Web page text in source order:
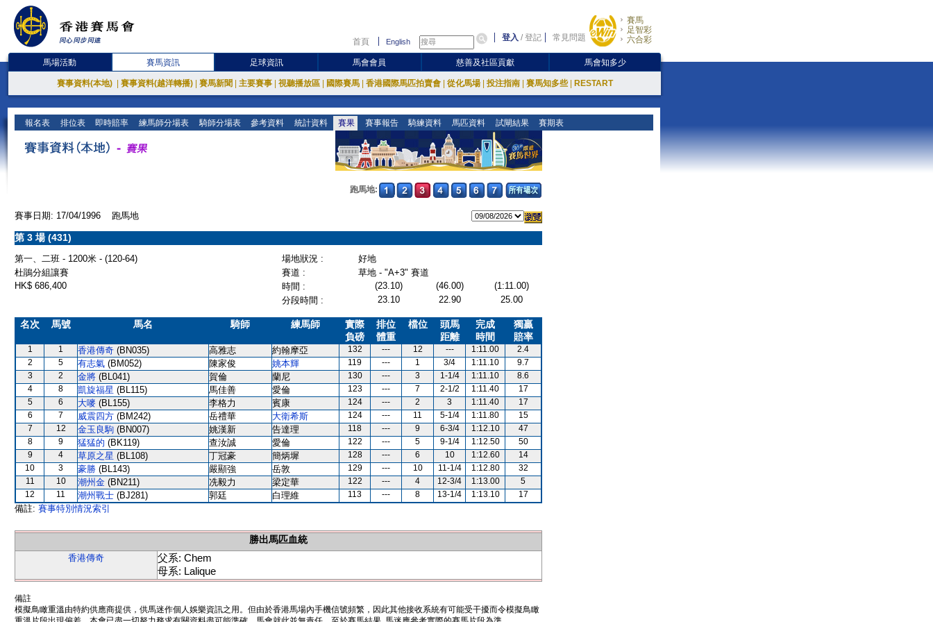
首頁 English 登入 /登記 常見問題
賽馬
足智彩
六合彩
馬場活動 賽馬資訊 足球資訊 馬會會員 慈善及社區貢獻 馬會知多少
賽事資料(本地) 賽事資料(越洋轉播) 賽馬新聞 主要賽事 視聽播放區 國際賽馬 香港國際馬匹拍賣會 從化馬場 投注指南 賽馬知多些 RESTART
報名表 排位表 即時賠率 練馬師分場表 騎師分場表 參考資料 統計資料 賽果 賽事報告 騎練資料 馬匹資料 試閘結果 賽期表
跑馬地:
賽事日期: 17/04/1996 跑馬地
第 3 場 (431)
第一、二班 - 1200米 - (120-64) 場地狀況 :
好地
杜鵑分組讓賽
賽道 :
草地 - "A+3" 賽道
HK$ 686,400
時間 : (23.10) (46.00)
(1:11.00)
分段時間 :
23.10 22.90 25.00
名次 馬號 馬名 騎師 練馬師
實際
負磅
排位
體重
檔位
頭馬
距離
完成
時間
獨贏
賠率
1 1 香港傳奇 (BN035) 高雅志 約翰摩亞 132 --- 12 --- 1:11.00
2.4
2
5 有志氣 (BM052) 陳家俊 姚本輝 119 --- 1 3/4 1:11.10
9.7
3
2 金將 (BL041) 賀倫 蘭尼 130 --- 3 1-1/4 1:11.10
8.6
4
8 凱旋福星 (BL115) 馬佳善 愛倫 123 --- 7 2-1/2 1:11.40
17
5
6 大嘜 (BL155) 李格力 賓康 124 --- 2 3 1:11.40
17
6
7 威震四方 (BM242) 岳禮華 大衛希斯 124 --- 11 5-1/4 1:11.80
15
7
12 金玉良駒 (BN007) 姚漢新 告達理 118 --- 9 6-3/4 1:12.10
47
8
9 猛猛的 (BK119) 查汝誠 愛倫 122 --- 5 9-1/4 1:12.50
50
9
4 草原之星 (BL108) 丁冠豪 簡炳墀 128 --- 6 10 1:12.60
14
10
3 豪勝 (BL143) 嚴顯強 岳敦 129 --- 10 11-1/4 1:12.80
32
11
10 潮州金 (BN211) 冼毅力 梁定華 122 --- 4 12-3/4 1:13.00
5
12
11 潮州戰士 (BJ281) 郭廷 白理維 113 --- 8 13-1/4 1:13.10 17
備註: 賽事特別情況索引
勝出馬匹血統
香港傳奇
父系: Chem
母系: Lalique
備註
模擬鳥瞰重溫由特約供應商提供，供馬迷作個人娛樂資訊之用。但由於香港馬場內手機信號頻繁，因此其他接收系統有可能受干擾而令模擬鳥瞰